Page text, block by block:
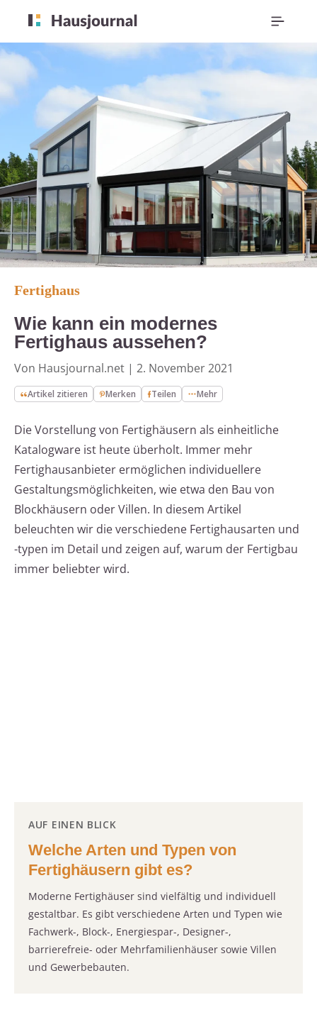
Fertighaus
Wie kann ein modernes
Fertighaus aussehen?
Von Hausjournal.net | 2. November 2021
Artikel zitieren Merken Teilen Mehr
Die Vorstellung von Fertighäusern als einheitliche
Katalogware ist heute überholt. Immer mehr
Fertighausanbieter ermöglichen individuellere
Gestaltungsmöglichkeiten, wie etwa den Bau von
Blockhäusern oder Villen. In diesem Artikel
beleuchten wir die verschiedene Fertighausarten und
-typen im Detail und zeigen auf, warum der Fertigbau
immer beliebter wird.
AUF EINEN BLICK
Welche Arten und Typen von
Fertighäusern gibt es?
Moderne Fertighäuser sind vielfältig und individuell
gestaltbar. Es gibt verschiedene Arten und Typen wie
Fachwerk-, Block-, Energiespar-, Designer-,
barrierefreie- oder Mehrfamilienhäuser sowie Villen
und Gewerbebauten.